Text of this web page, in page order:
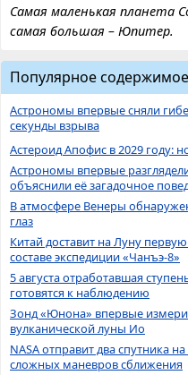
Самая маленькая планета
самая большая – Юпитер.
Популярное содержимое
Астрономы впервые сняли
секунды взрыва
Астероид Апофис в 2029 году:
Астрономы впервые
объяснили её загадочное
В атмосфере Венеры
глаз
Китай доставит на Луну
составе экспедиции «Чанъэ-8»
5 августа отработавшая
готовятся к наблюдению
Зонд «Юнона» впервые
вулканической луны Ио
NASA отправит два спутника
сложных маневров сближения